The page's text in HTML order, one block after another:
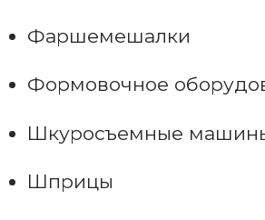
Фаршемешалки
Формовочное
Шкуросъемные
Шприцы